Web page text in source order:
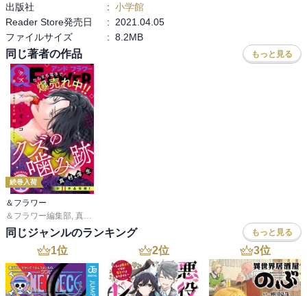
出版社
: 小学館
Reader Store発売日
:
2021.04.05
ファイルサイズ
: 8.2MB
同じ著者の作品 もっと見る
続巻入荷
＆フラワー
＆フラワー編集部, 真村澪生
同じジャンルのランキング もっと見る
1位 2位 3位